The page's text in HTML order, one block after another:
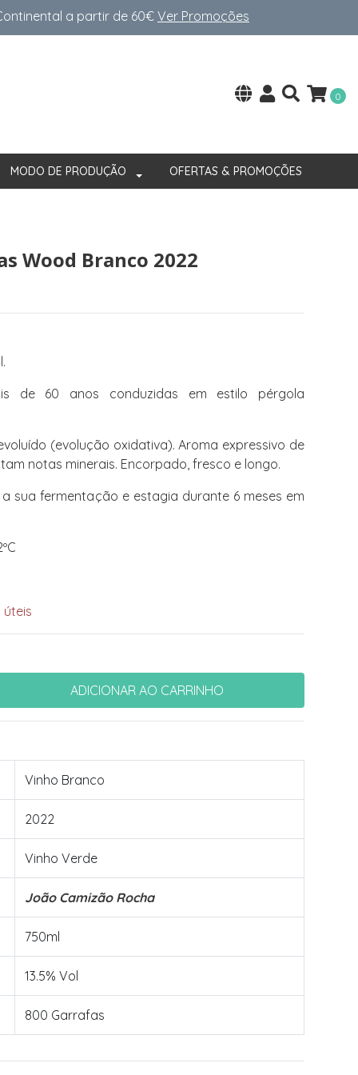
a partir de 60€Ver Promoções
0
MODO DE PRODUÇÃO OFERTAS & PROMOÇÕES
Wood Branco 2022
de 60 anos conduzidas em estilo pérgola
(evolução oxidativa). Aroma expressivo de
notas minerais. Encorpado, fresco e longo.
sua fermentação e estagia durante 6 meses em
úteis
Vinho Branco
2022
Vinho Verde
João Camizão Rocha
750ml
13.5% Vol
800 Garrafas